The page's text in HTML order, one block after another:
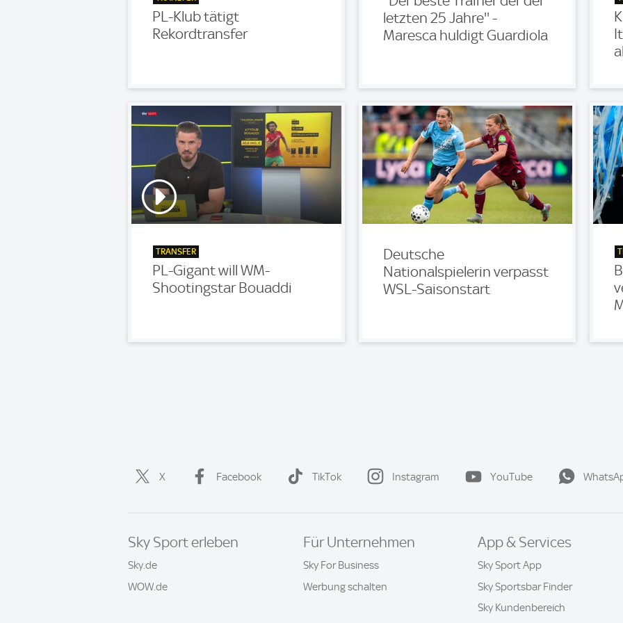
PL-Klub tätigt
Rekordtransfer
letzten 25 Jahre'' -
Maresca huldigt Guardiola
TRANSFER
PL-Gigant will WM-
Shootingstar Bouaddi
Deutsche
Nationalspielerin verpasst
WSL-Saisonstart
X Facebook TikTok Instagram YouTube
Sky Sport erleben
Sky.de
WOW.de
Für Unternehmen
Sky For Business
Werbung schalten
App & Services
Sky Sport App
Sky Sportsbar Finder
Sky Kundenbereich